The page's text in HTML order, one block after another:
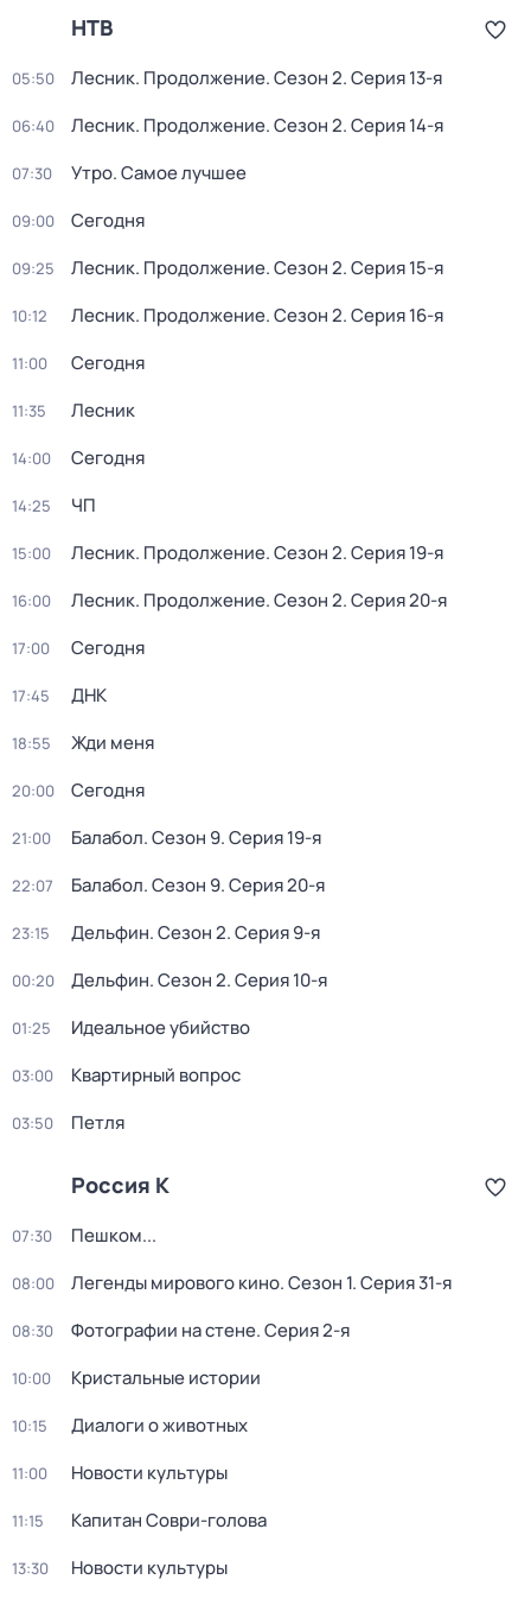
НТВ
05:50 Лесник. Продолжение. Сезон 2. Серия 13-я
06:40 Лесник. Продолжение. Сезон 2. Серия 14-я
07:30 Утро. Самое лучшее
09:00 Сегодня
09:25 Лесник. Продолжение. Сезон 2. Серия 15-я
10:12 Лесник. Продолжение. Сезон 2. Серия 16-я
11:00 Сегодня
11:35 Лесник
14:00 Сегодня
14:25 ЧП
15:00 Лесник. Продолжение. Сезон 2. Серия 19-я
16:00 Лесник. Продолжение. Сезон 2. Серия 20-я
17:00 Сегодня
17:45 ДНК
18:55 Жди меня
20:00 Сегодня
21:00 Балабол. Сезон 9. Серия 19-я
22:07 Балабол. Сезон 9. Серия 20-я
23:15 Дельфин. Сезон 2. Серия 9-я
00:20 Дельфин. Сезон 2. Серия 10-я
01:25 Идеальное убийство
03:00 Квартирный вопрос
03:50 Петля
Россия К
07:30 Пешком...
08:00 Легенды мирового кино. Сезон 1. Серия 31-я
08:30 Фотографии на стене. Серия 2-я
10:00 Кристальные истории
10:15 Диалоги о животных
11:00 Новости культуры
11:15 Капитан Соври-голова
13:30 Новости культуры